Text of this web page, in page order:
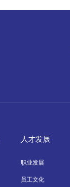
人才发展
职业发展
员工文化